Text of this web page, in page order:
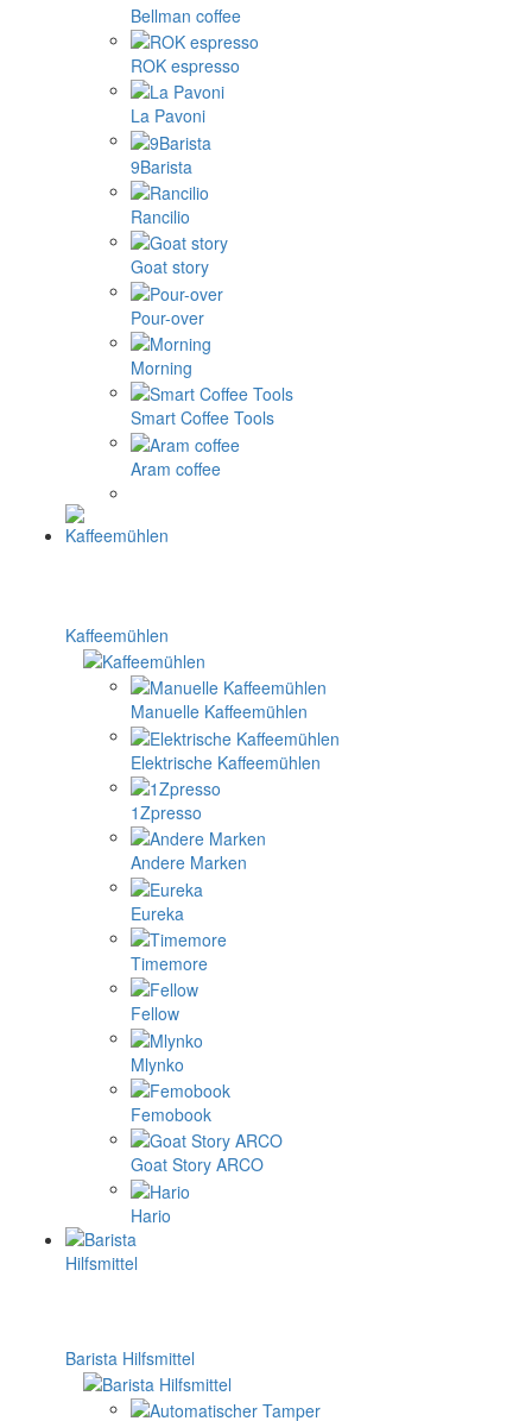
Bellman coffee
ROK espresso
La Pavoni
9Barista
Rancilio
Goat story
Pour-over
Morning
Smart Coffee Tools
Aram coffee
Kaffeemühlen
Manuelle Kaffeemühlen
Elektrische Kaffeemühlen
1Zpresso
Andere Marken
Eureka
Timemore
Fellow
Mlynko
Femobook
Goat Story ARCO
Hario
Barista Hilfsmittel